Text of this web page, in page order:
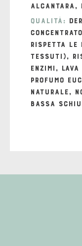
alcantara,
Qualità:
rispetta le
tessuti),
enzimi, lava
profumo
naturale,
bassa